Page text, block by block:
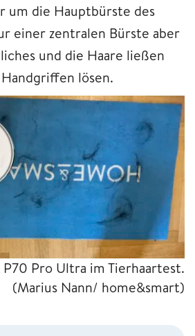
um die Hauptbürste des
einer zentralen Bürste aber
und die Haare ließen
lösen.
Pro Ultra im Tierhaartest.
(Marius Nann/ home&smart)